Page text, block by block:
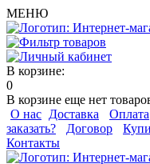
МЕНЮ
В корзине:
0
В корзине еще нет
О нас Доставка Оплата
заказать?
Договор
Контакты